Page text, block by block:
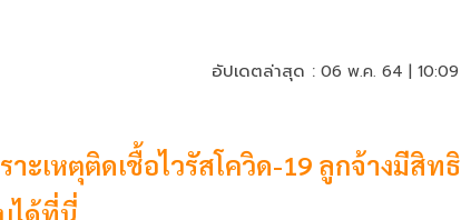
อัปเดตล่าสุด : 06 พ.ค. 64 |
าะเหตุติดเชื้อไวรัสโควิด-19 ลูกจ้างมีสิทธิ